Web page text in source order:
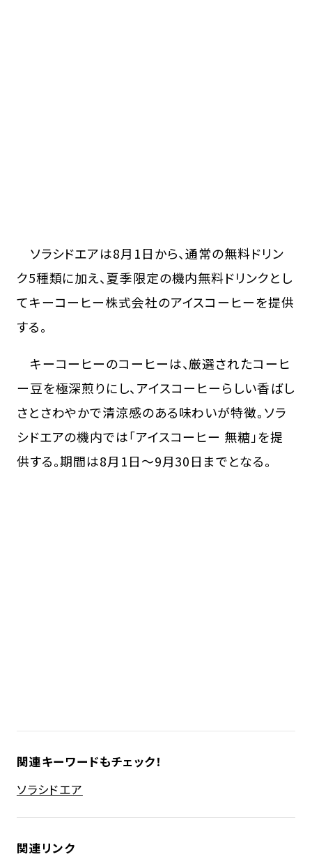
ソラシドエアは8月1日から、通常の無料ドリン
ク5種類に加え、夏季限定の機内無料ドリンクとし
てキーコーヒー株式会社のアイスコーヒーを提供
する。
キーコーヒーのコーヒーは、厳選されたコーヒ
ー豆を極深煎りにし、アイスコーヒーらしい香ばし
さとさわやかで清涼感のある味わいが特徴。ソラ
シドエアの機内では「アイスコーヒー 無糖」を提
供する。期間は8月1日〜9月30日までとなる。
関連キーワードもチェック！
ソラシドエア
関連リンク